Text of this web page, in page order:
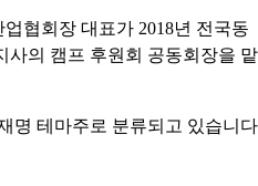
협회장 대표가 2018년 전국동
사의 캠프 후원회 공동회장을 맡
명 테마주로 분류되고 있습니다